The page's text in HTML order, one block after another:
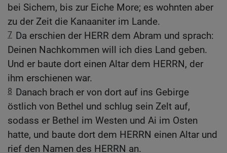
bei Sichem, bis zur Eiche More; es wohnten aber
zu der Zeit die Kanaaniter im Lande.
7 Da erschien der HERR dem Abram und sprach:
Deinen Nachkommen will ich dies Land geben.
Und er baute dort einen Altar dem HERRN, der
ihm erschienen war.
8 Danach brach er von dort auf ins Gebirge
östlich von Bethel und schlug sein Zelt auf,
sodass er Bethel im Westen und Ai im Osten
hatte, und baute dort dem HERRN einen Altar und
rief den Namen des HERRN an.